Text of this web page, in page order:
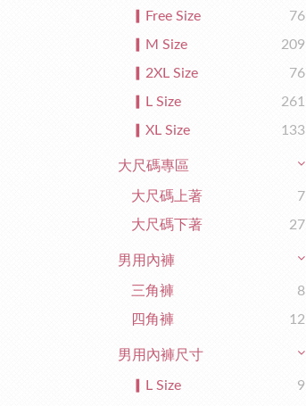
▎Free Size
76
▎M Size
209
▎2XL Size
76
▎L Size
261
▎XL Size
133
大尺碼專區
大尺碼上著
7
大尺碼下著
27
男用內褲
三角褲
8
四角褲
12
男用內褲尺寸
▎L Size
9